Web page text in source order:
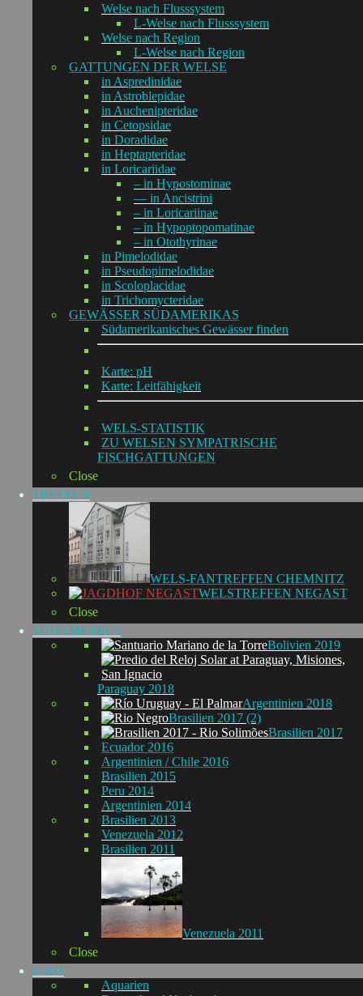
Welse nach Flusssystem
L-Welse nach Flusssystem
Welse nach Region
L-Welse nach Region
GATTUNGEN DER WELSE
in Aspredinidae
in Astroblepidae
in Auchenipteridae
in Cetopsidae
in Doradidae
in Heptapteridae
in Loricariidae
– in Hypostominae
— in Ancistrini
– in Loricariinae
– in Hypoptopomatinae
– in Otothyrinae
in Pimelodidae
in Pseudopimelodidae
in Scoloplacidae
in Trichomycteridae
GEWÄSSER SÜDAMERIKAS
Südamerikanisches Gewässer finden
Karte: pH
Karte: Leitfähigkeit
WELS-STATISTIK
ZU WELSEN SYMPATRISCHE
FISCHGATTUNGEN
Close
TREFFEN
WELS-FANTREFFEN CHEMNITZ
WELSTREFFEN NEGAST
Close
SÜDAMERIKA
Bolivien 2019
Paraguay 2018
Argentinien 2018
Brasilien 2017 (2)
Brasilien 2017
Ecuador 2016
Argentinien / Chile 2016
Brasilien 2015
Peru 2014
Argentinien 2014
Brasilien 2013
Venezuela 2012
Brasilien 2011
Venezuela 2011
Close
L-KO
Aquarien